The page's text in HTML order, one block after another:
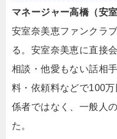
マネージャー高橋（安
安室奈美恵ファンクラ
る。安室奈美恵に直接
相談・他愛もない話相
料・依頼料などで100
係者ではなく、一般人
た。